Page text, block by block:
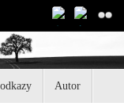
Autor